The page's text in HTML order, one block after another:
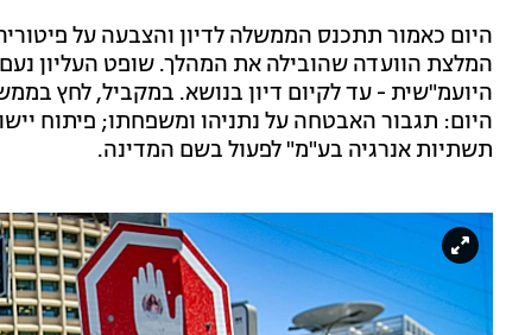
היום כאמור תתכנס הממשלה לדיון והצבעה על
המלצת הוועדה שהובילה את המהלך. שופט העליון
היועמ"שית - עד לקיום דיון בנושא. במקביל, לחץ
היום: תגבור האבטחה על נתניהו ומשפחתו; פיתוח
תשתיות אנרגיה בע"מ" לפעול בשם המדינה.